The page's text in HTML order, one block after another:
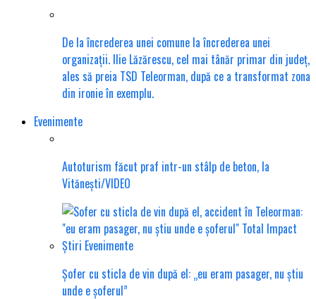
De la încrederea unei comune la încrederea unei
organizații. Ilie Lăzărescu, cel mai tânăr primar din județ,
ales să preia TSD Teleorman, după ce a transformat zona
din ironie în exemplu.
Evenimente
Autoturism făcut praf intr-un stâlp de beton, la
Vitănești/VIDEO
Șofer cu sticla de vin după el: „eu eram pasager, nu știu
unde e șoferul”